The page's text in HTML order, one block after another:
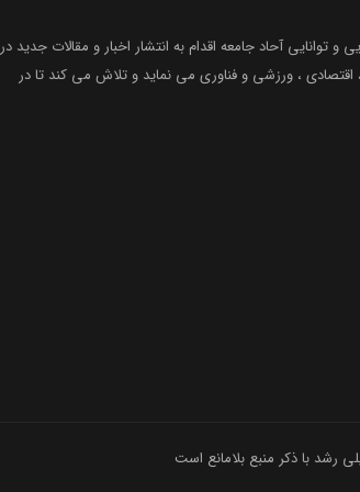
و توانایی آحاد جامعه اقدام به انتشار اخبار و مقالات جدید در
، ورزشی و فناوری می نماید و تلاش می کند تا در
رشد با ذکر منبع بلامانع است